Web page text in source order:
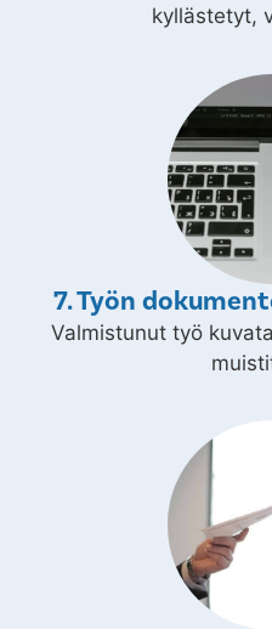
kyllästetyt,
7. Työn
Valmistunut työ